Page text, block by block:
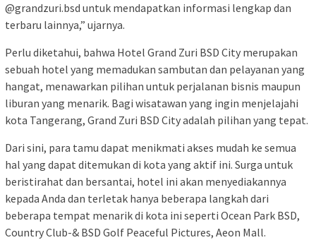
@grandzuri.bsd untuk mendapatkan informasi lengkap dan
terbaru lainnya,” ujarnya.
Perlu diketahui, bahwa Hotel Grand Zuri BSD City merupakan
sebuah hotel yang memadukan sambutan dan pelayanan yang
hangat, menawarkan pilihan untuk perjalanan bisnis maupun
liburan yang menarik. Bagi wisatawan yang ingin menjelajahi
kota Tangerang, Grand Zuri BSD City adalah pilihan yang tepat.
Dari sini, para tamu dapat menikmati akses mudah ke semua
hal yang dapat ditemukan di kota yang aktif ini. Surga untuk
beristirahat dan bersantai, hotel ini akan menyediakannya
kepada Anda dan terletak hanya beberapa langkah dari
beberapa tempat menarik di kota ini seperti Ocean Park BSD,
Country Club-& BSD Golf Peaceful Pictures, Aeon Mall.